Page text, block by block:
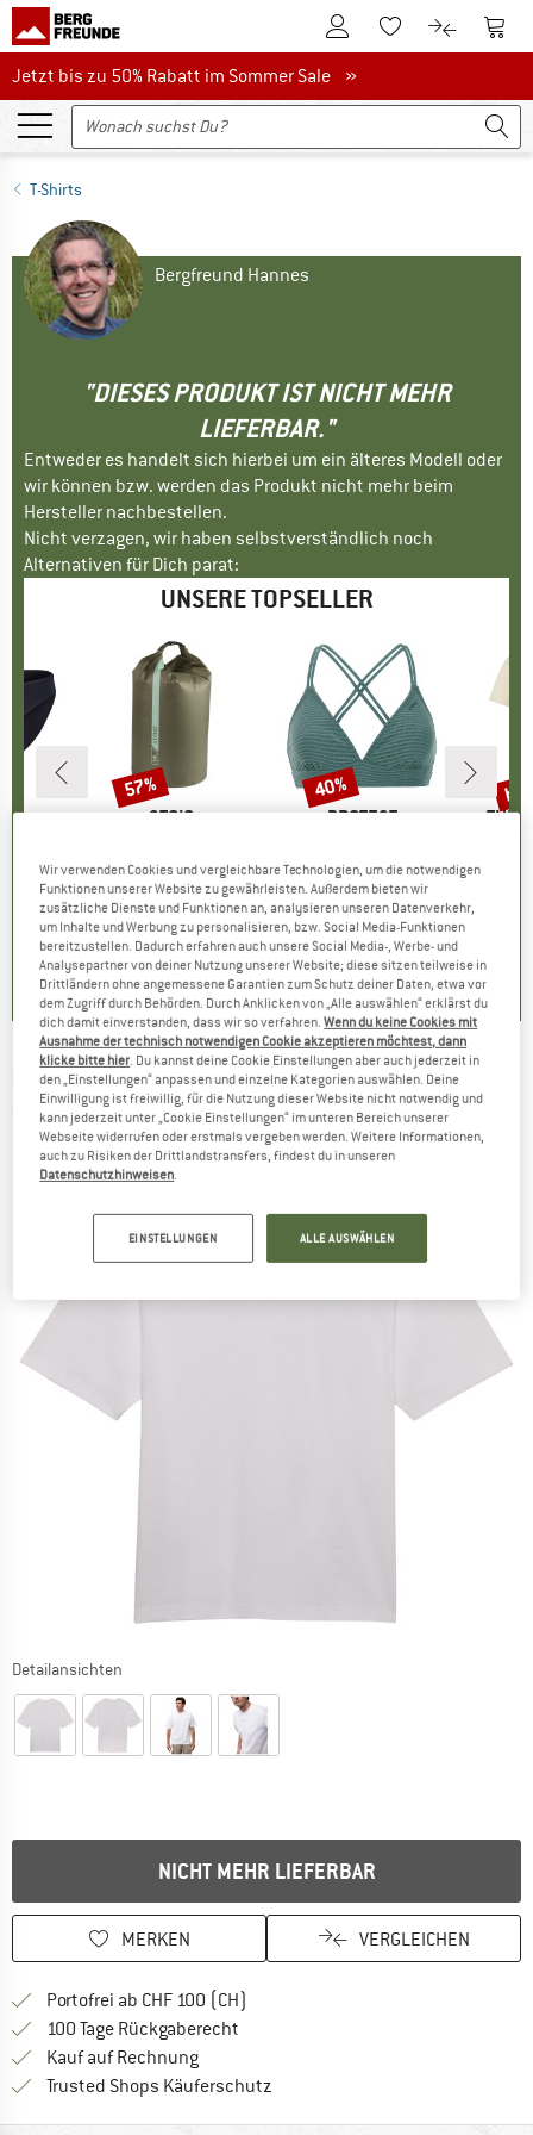
Zum KundenkontoZum Merkzettel.
Zum Zum
Jetzt bis zu 50% Rabatt im Sommer Sale
Jetzt bis zu 50% Rabatt im Sommer Sale »
T-Shirts
Bergfreund Hannes
"DIESES PRODUKT IST NICHT MEHR
LIEFERBAR."
Entweder es handelt sich hierbei um ein älteres Modell oder
wir können bzw. werden das Produkt nicht mehr beim
Hersteller nachbestellen.
Nicht verzagen, wir haben selbstverständlich noch
Alternativen für Dich parat:
UNSERE TOPSELLER
Preis
3
)
MARKE
STOIC
Produktgruppe
Packsack
Preis
CHF 9.80 reduzierter Preis
ab CHF 4.21
5.0(2)
Rabatt
57%
MARKE
PROTEST
Produktgruppe
Bikini-Top
Preis
CHF 38.95reduzierter Preis
CHF 23.37
4.9(23)
Rabatt
40%
THE
FOX RACING -Wordmark OV S/S Tee - T-Shirt
(0)
Detailansichten
NICHT MEHR LIEFERBAR
MERKEN VERGLEICHEN
Portofrei ab CHF 100 (CH)
100 Tage Rückgaberecht
Kauf auf RechnungFinde die Zahlungs-Infos hier! Öffnet
Trusted Shops Käuferschutz
Wir verwenden Cookies und vergleichbare Technologien, um die notwendigen
Funktionen unserer Website zu gewährleisten. Außerdem bieten wir
zusätzliche Dienste und Funktionen an, analysieren unseren Datenverkehr,
um Inhalte und Werbung zu personalisieren, bzw. Social Media-Funktionen
bereitzustellen. Dadurch erfahren auch unsere Social Media-, Werbe- und
Analysepartner von deiner Nutzung unserer Website; diese sitzen teilweise in
Drittländern ohne angemessene Garantien zum Schutz deiner Daten, etwa vor
dem Zugriff durch Behörden. Durch Anklicken von „Alle auswählen“ erklärst du
dich damit einverstanden, dass wir so verfahren.Wenn du keine Cookies mit
Ausnahme der technisch notwendigen Cookie akzeptieren möchtest, dann
klicke bitte hier. Du kannst deine Cookie Einstellungen aber auch jederzeit in
den „Einstellungen“ anpassen und einzelne Kategorien auswählen. Deine
Einwilligung ist freiwillig, für die Nutzung dieser Website nicht notwendig und
kann jederzeit unter „Cookie Einstellungen“ im unteren Bereich unserer
Webseite widerrufen oder erstmals vergeben werden. Weitere Informationen,
auch zu Risiken der Drittlandstransfers, findest du in unseren
Datenschutzhinweisen.
EINSTELLUNGEN ALLE AUSWÄHLEN